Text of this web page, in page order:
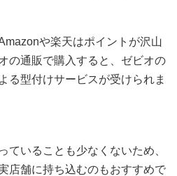
や楽天はポイントが沢山
の通販で購入すると、ゼビオの
る型付けサービスが受けられま
ていることも少なくないため、
店舗に持ち込むのもおすすめで